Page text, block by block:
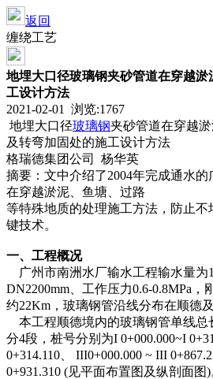
返回
缠绕工艺
地埋大口径玻璃钢夹砂管道在穿越
工设计方法
2021-02-01 浏览:1767
地埋大口径玻璃钢夹砂管道在穿越
及转弯加固处的施工设计方法
格瑞德集团公司 杨华英
摘要：文中介绍了2004年完成通水
在穿越淤泥、鱼塘、过路
等特殊地质的处理施工方法，防止
键技术。
一、工程概况
广州市南洲水厂输水工程输水量为
DN2200mm、工作压力0.6-0.8MPa，
约22Km，玻璃钢管沿线分布在顺德
本工程顺德境内的玻璃钢管单线总
分4段，桩号分别为I 0+000.000~I
0+314.110、 III0+000.000 ~ III
0+931.310 (见平面布置图及纵剖面图)